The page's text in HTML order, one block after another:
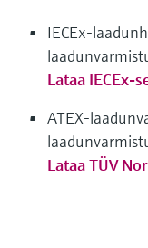
IECEx-
Lataa IECEx-
ATEX-
Lataa TÜV